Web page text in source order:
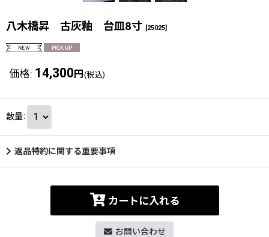
八木橋昇 古灰釉 台皿8寸 [25025]
価格: 14,300 円 (税込)
数量:
返品特約に関する重要事項
カートに入れる
お問い合わせ